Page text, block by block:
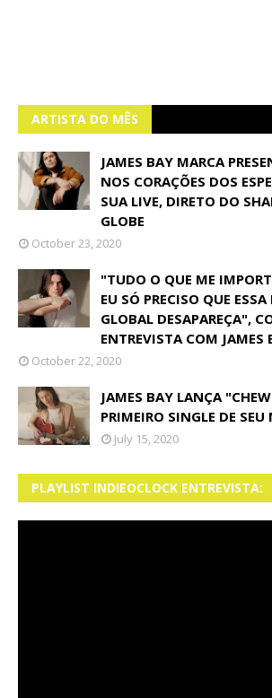
ARTISTA DO MÊS
JAMES BAY MARCA
NOS CORAÇÕES DOS
SUA LIVE, DIRETO DO
GLOBE
October 23, 2020
"TUDO O QUE ME
EU SÓ PRECISO QUE
GLOBAL DESAPAREÇA",
ENTREVISTA COM JAMES
October 22, 2020
JAMES BAY LANÇA
PRIMEIRO SINGLE DE
July 15, 2020
PLAYLIST INDIEOCLOCK ENTREVISTA: